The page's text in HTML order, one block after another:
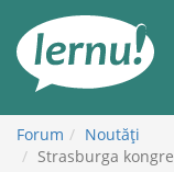
conținut
Forum
Noutăţi
Strasburga